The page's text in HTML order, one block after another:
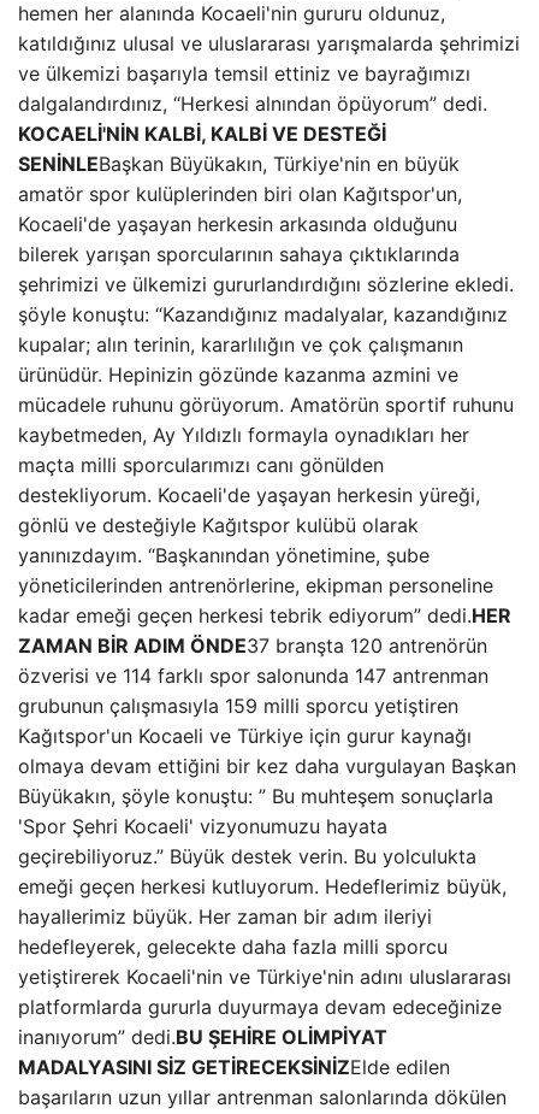
hemen her alanında Kocaeli'nin gururu oldunuz,
katıldığınız ulusal ve uluslararası yarışmalarda şehrimizi
ve ülkemizi başarıyla temsil ettiniz ve bayrağımızı
dalgalandırdınız, “Herkesi alnından öpüyorum” dedi.
KOCAELİ'NİN KALBİ, KALBİ VE DESTEĞİ
SENİNLEBaşkan Büyükakın, Türkiye'nin en büyük
amatör spor kulüplerinden biri olan Kağıtspor'un,
Kocaeli'de yaşayan herkesin arkasında olduğunu
bilerek yarışan sporcularının sahaya çıktıklarında
şehrimizi ve ülkemizi gururlandırdığını sözlerine ekledi.
şöyle konuştu: “Kazandığınız madalyalar, kazandığınız
kupalar; alın terinin, kararlılığın ve çok çalışmanın
ürünüdür. Hepinizin gözünde kazanma azmini ve
mücadele ruhunu görüyorum. Amatörün sportif ruhunu
kaybetmeden, Ay Yıldızlı formayla oynadıkları her
maçta milli sporcularımızı canı gönülden
destekliyorum. Kocaeli'de yaşayan herkesin yüreği,
gönlü ve desteğiyle Kağıtspor kulübü olarak
yanınızdayım. “Başkanından yönetimine, şube
yöneticilerinden antrenörlerine, ekipman personeline
kadar emeği geçen herkesi tebrik ediyorum” dedi.HER
ZAMAN BİR ADIM ÖNDE37 branşta 120 antrenörün
özverisi ve 114 farklı spor salonunda 147 antrenman
grubunun çalışmasıyla 159 milli sporcu yetiştiren
Kağıtspor'un Kocaeli ve Türkiye için gurur kaynağı
olmaya devam ettiğini bir kez daha vurgulayan Başkan
Büyükakın, şöyle konuştu: ” Bu muhteşem sonuçlarla
'Spor Şehri Kocaeli' vizyonumuzu hayata
geçirebiliyoruz.” Büyük destek verin. Bu yolculukta
emeği geçen herkesi kutluyorum. Hedeflerimiz büyük,
hayallerimiz büyük. Her zaman bir adım ileriyi
hedefleyerek, gelecekte daha fazla milli sporcu
yetiştirerek Kocaeli'nin ve Türkiye'nin adını uluslararası
platformlarda gururla duyurmaya devam edeceğinize
inanıyorum” dedi.BU ŞEHİRE OLİMPİYAT
MADALYASINI SİZ GETİRECEKSİNİZElde edilen
başarıların uzun yıllar antrenman salonlarında dökülen